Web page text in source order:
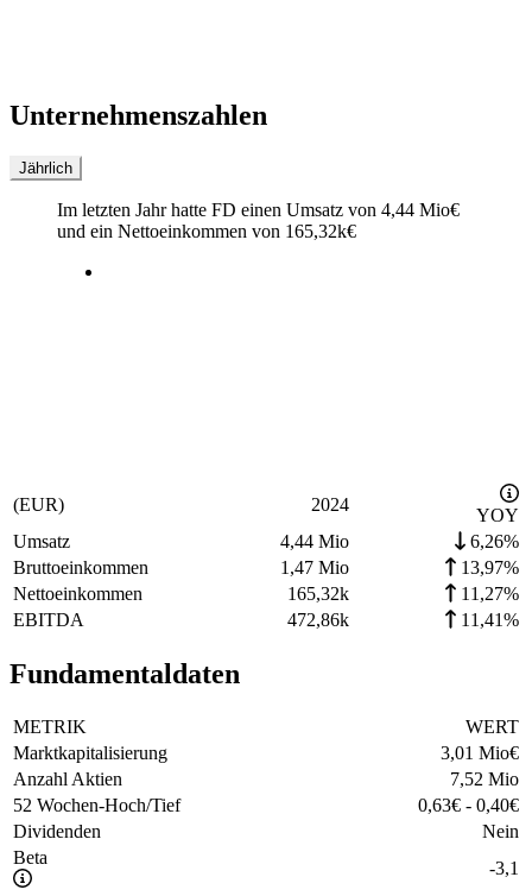
Unternehmenszahlen
Jährlich
Im letzten Jahrhatte FD einen Umsatz von 4,44 Mio€
und ein Nettoeinkommen von 165,32k€
(EUR) 2024
YOY
Umsatz
4,44 Mio
6,26%
Bruttoeinkommen
1,47 Mio
13,97%
Nettoeinkommen
165,32k
11,27%
EBITDA
472,86k 11,41%
Fundamentaldaten
METRIK
WERT
Marktkapitalisierung
3,01 Mio€
Anzahl Aktien
7,52 Mio
52 Wochen-Hoch/Tief
0,63€ - 0,40€
Dividenden
Nein
Beta
-3,1